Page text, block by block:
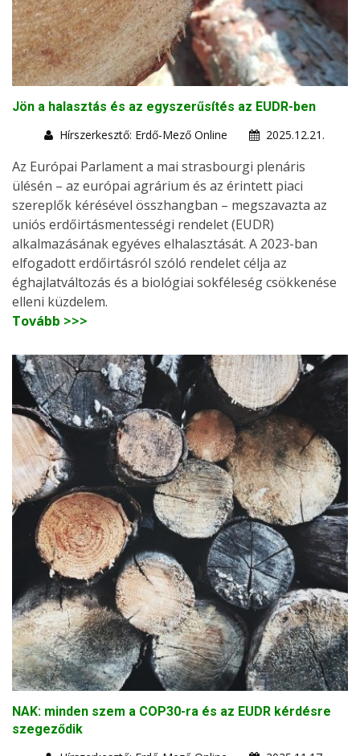
Jön a halasztás és az egyszerűsítés az EUDR-ben
Hírszerkesztő: Erdő-Mező Online
2025.12.21.
Az Európai Parlament a mai strasbourgi plenáris
ülésén – az európai agrárium és az érintett piaci
szereplők kérésével összhangban – megszavazta az
uniós erdőirtásmentességi rendelet (EUDR)
alkalmazásának egyéves elhalasztását. A 2023-ban
elfogadott erdőirtásról szóló rendelet célja az
éghajlatváltozás és a biológiai sokféleség csökkenése
elleni küzdelem.
Tovább >>>
NAK: minden szem a COP30-ra és az EUDR kérdésre
szegeződik